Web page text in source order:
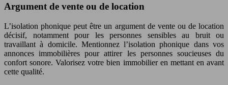
Argument de vente ou de location
L’isolation phonique peut être un argument de vente ou de location
décisif, notamment pour les personnes sensibles au bruit ou
travaillant à domicile. Mentionnez l’isolation phonique dans vos
annonces immobilières pour attirer les personnes soucieuses du
confort sonore. Valorisez votre bien immobilier en mettant en avant
cette qualité.